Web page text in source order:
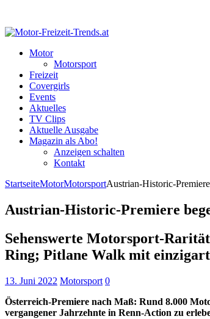
Motor
Motorsport
Freizeit
Covergirls
Events
Aktuelles
TV Clips
Aktuelle Ausgabe
Magazin als Abo!
Anzeigen schalten
Kontakt
StartseiteMotorMotorsportAustrian-Historic-
Austrian-Historic-Premiere
Sehenswerte Motorsport-
Ring; Pitlane Walk mit
13. Juni 2022 Motorsport 0
Österreich-Premiere nach Maß: Rund 8.000
vergangener Jahrzehnte in Renn-Action zu